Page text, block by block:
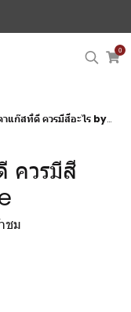
0
ที่ดี ควรมีสีอะไร by Lucky Flame
ควรมีสี
ชม